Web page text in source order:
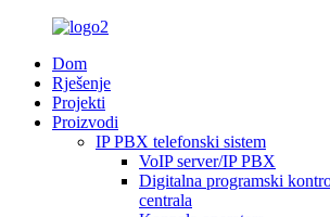
Dom
Rješenje
Projekti
Proizvodi
IP PBX telefonski sistem
VoIP server/IP PBX
Digitalna programski
centrala